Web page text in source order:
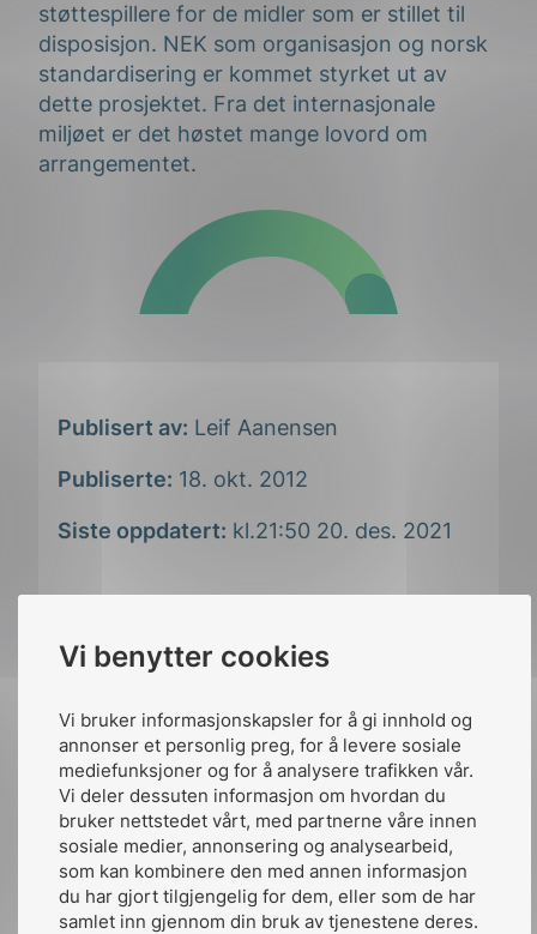
Vi benytter cookies
Vi bruker informasjonskapsler for å gi innhold og
annonser et personlig preg, for å levere sosiale
mediefunksjoner og for å analysere trafikken vår.
Vi deler dessuten informasjon om hvordan du
bruker nettstedet vårt, med partnerne våre innen
sosiale medier, annonsering og analysearbeid,
som kan kombinere den med annen informasjon
du har gjort tilgjengelig for dem, eller som de har
samlet inn gjennom din bruk av tjenestene deres.
støttespillere for de midler som er stillet til
disposisjon. NEK som organisasjon og norsk
standardisering er kommet styrket ut av
dette prosjektet. Fra det internasjonale
miljøet er det høstet mange lovord om
arrangementet.
Publisert av: Leif Aanensen
Publiserte: 18. okt. 2012
Siste oppdatert: kl.21:50 20. des. 2021
Del
påLinkedIn
Del
påFacebook
Del
påMail